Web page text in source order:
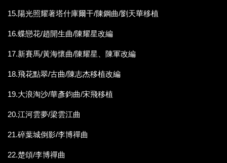
15.陽光照耀著塔什庫爾干/陳鋼曲/劉天華移植
16.蝶戀花/趙開生曲/陳耀星改編
17.新賽馬/黃海懷曲/陳耀星、陳軍改編
18.飛花點翠/古曲/陳志杰移植改編
19.大浪淘沙/華彥鈞曲/宋飛移植
20.江河雲夢/梁雲江曲
21.碎葉城倒影/李博禪曲
22.楚頌/李博禪曲